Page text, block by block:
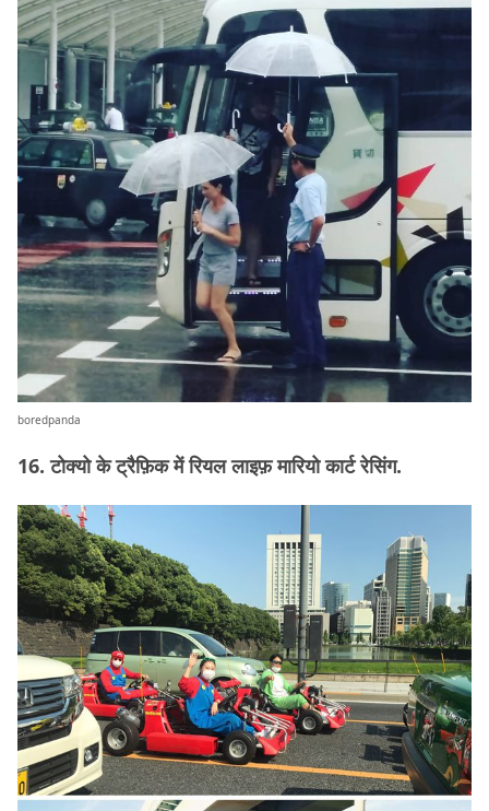
boredpanda
16. टोक्यो के ट्रैफ़िक में रियल लाइफ़ मारियो कार्ट रेसिंग.